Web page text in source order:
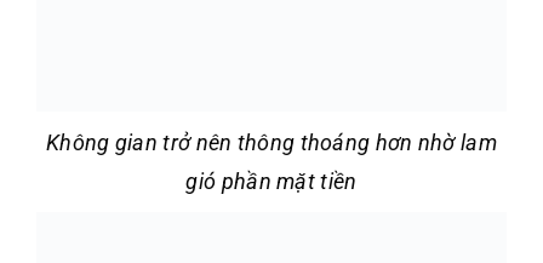
Không gian trở nên thông thoáng hơn nhờ lam
gió phần mặt tiền